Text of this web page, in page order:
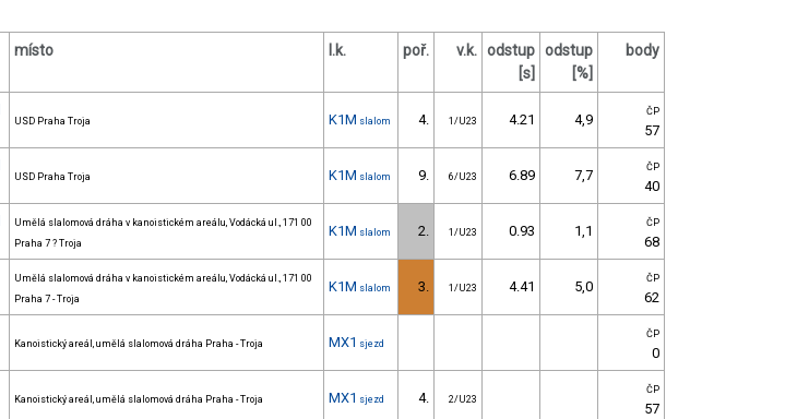
místo l.k. poř. v.k. odstup
[s]
odstup
[%]
body
USD Praha Troja K1M slalom 4. 1/U23 4.21 4,9 ČP
57
USD Praha Troja K1M slalom 9. 6/U23 6.89 7,7 ČP
40
Umělá slalomová dráha v kanoistickém areálu, Vodácká ul., 171 00
Praha 7 ? Troja
K1M slalom 2. 1/U23 0.93 1,1 ČP
68
Umělá slalomová dráha v kanoistickém areálu, Vodácká ul., 171 00
Praha 7 - Troja
K1M slalom 3. 1/U23 4.41 5,0 ČP
62
Kanoistický areál, umělá slalomová dráha Praha - Troja MX1 sjezd
ČP
0
Kanoistický areál, umělá slalomová dráha Praha - Troja MX1 sjezd 4. 2/U23
ČP
57